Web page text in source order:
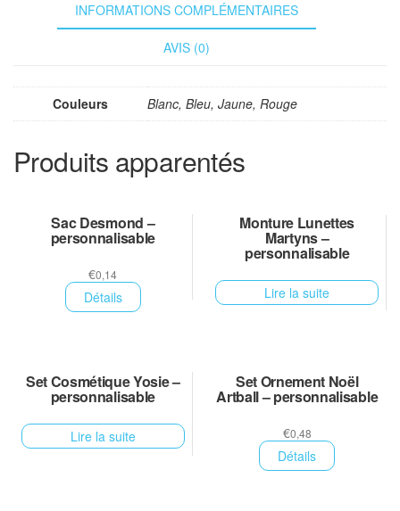
INFORMATIONS COMPLÉMENTAIRES
AVIS (0)
Couleurs Blanc, Bleu, Jaune, Rouge
Produits apparentés
Sac Desmond –
personnalisable
€0,14
Détails
Monture Lunettes
Martyns –
personnalisable
Lire la suite
Set Cosmétique Yosie –
personnalisable
Lire la suite
Set Ornement Noël
Artball – personnalisable
€0,48
Détails